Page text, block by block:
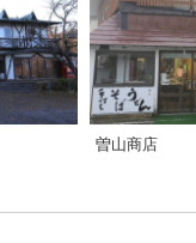
曽山商店